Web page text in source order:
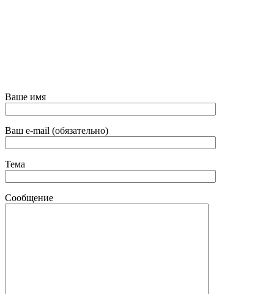
Ваше имя
Ваш e-mail (обязательно)
Тема
Сообщение